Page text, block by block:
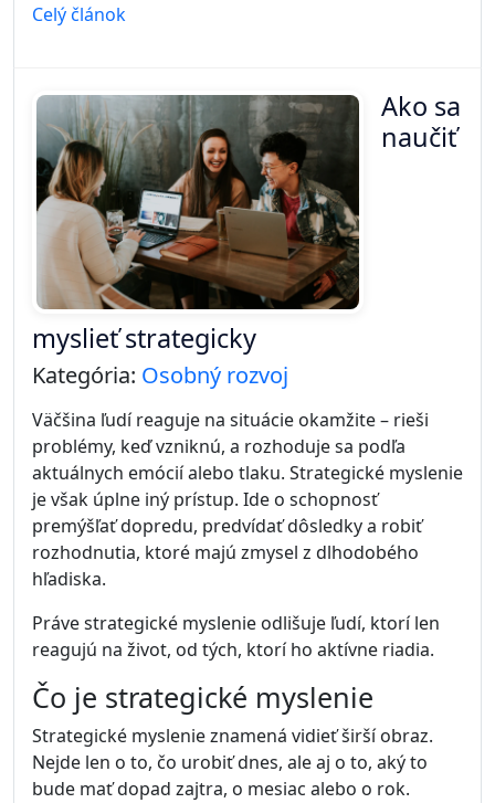
Celý článok
Ako sa
naučiť
myslieť strategicky
Kategória: Osobný rozvoj
Väčšina ľudí reaguje na situácie okamžite – rieši
problémy, keď vzniknú, a rozhoduje sa podľa
aktuálnych emócií alebo tlaku. Strategické myslenie
je však úplne iný prístup. Ide o schopnosť
premýšľať dopredu, predvídať dôsledky a robiť
rozhodnutia, ktoré majú zmysel z dlhodobého
hľadiska.
Práve strategické myslenie odlišuje ľudí, ktorí len
reagujú na život, od tých, ktorí ho aktívne riadia.
Čo je strategické myslenie
Strategické myslenie znamená vidieť širší obraz.
Nejde len o to, čo urobiť dnes, ale aj o to, aký to
bude mať dopad zajtra, o mesiac alebo o rok.